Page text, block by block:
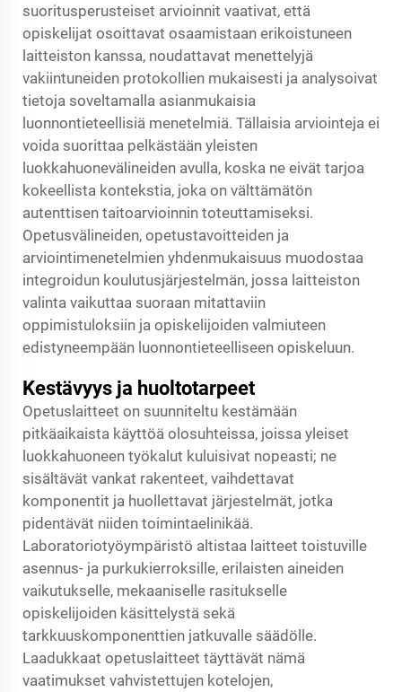
suoritusperusteiset arvioinnit vaativat, että
opiskelijat osoittavat osaamistaan erikoistuneen
laitteiston kanssa, noudattavat menettelyjä
vakiintuneiden protokollien mukaisesti ja analysoivat
tietoja soveltamalla asianmukaisia
luonnontieteellisiä menetelmiä. Tällaisia arviointeja ei
voida suorittaa pelkästään yleisten
luokkahuonevälineiden avulla, koska ne eivät tarjoa
kokeellista kontekstia, joka on välttämätön
autenttisen taitoarvioinnin toteuttamiseksi.
Opetusvälineiden, opetustavoitteiden ja
arviointimenetelmien yhdenmukaisuus muodostaa
integroidun koulutusjärjestelmän, jossa laitteiston
valinta vaikuttaa suoraan mitattaviin
oppimistuloksiin ja opiskelijoiden valmiuteen
edistyneempään luonnontieteelliseen opiskeluun.
Kestävyys ja huoltotarpeet
Opetuslaitteet on suunniteltu kestämään
pitkäaikaista käyttöä olosuhteissa, joissa yleiset
luokkahuoneen työkalut kuluisivat nopeasti; ne
sisältävät vankat rakenteet, vaihdettavat
komponentit ja huollettavat järjestelmät, jotka
pidentävät niiden toimintaelinikää.
Laboratoriotyöympäristö altistaa laitteet toistuville
asennus- ja purkukierroksille, erilaisten aineiden
vaikutukselle, mekaaniselle rasitukselle
opiskelijoiden käsittelystä sekä
tarkkuuskomponenttien jatkuvalle säädölle.
Laadukkaat opetuslaitteet täyttävät nämä
vaatimukset vahvistettujen kotelojen,